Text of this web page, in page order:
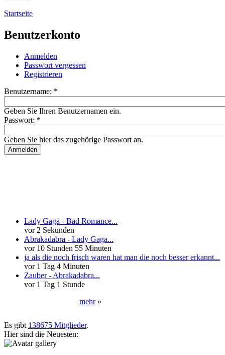
Startseite
Benutzerkonto
Anmelden
Passwort vergessen
Registrieren
Benutzername: *
Geben Sie Ihren Benutzernamen ein.
Passwort: *
Geben Sie hier das zugehörige Passwort an.
Lady Gaga - Bad Romance...
vor 2 Sekunden
Abrakadabra - Lady Gaga...
vor 10 Stunden 55 Minuten
ja als die noch frisch waren hat man die noch besser erkannt...
vor 1 Tag 4 Minuten
Zauber - Abrakadabra...
vor 1 Tag 1 Stunde
mehr»
Es gibt 138675 Mitglieder.
Hier sind die Neuesten: